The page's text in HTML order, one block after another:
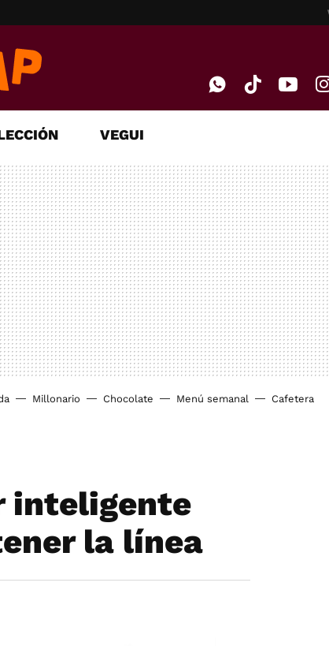
VEGUI
Millonario Chocolate Menú semanal Cafetera
inteligente
la línea